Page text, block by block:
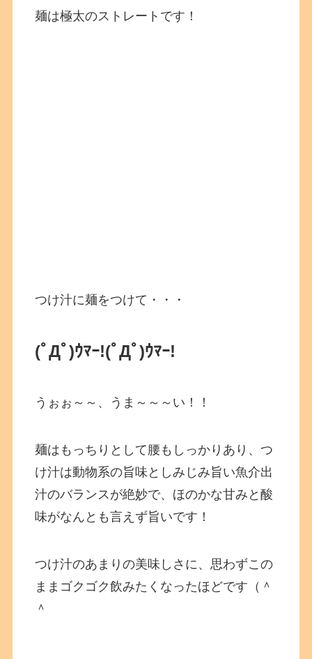
麺は極太のストレートです！
つけ汁に麺をつけて・・・
(ﾟДﾟ)ｳﾏｰ!(ﾟДﾟ)ｳﾏｰ!
うぉぉ～～、うま～～～い！！
麺はもっちりとして腰もしっかりあり、つ
け汁は動物系の旨味としみじみ旨い魚介出
汁のバランスが絶妙で、ほのかな甘みと酸
味がなんとも言えず旨いです！
つけ汁のあまりの美味しさに、思わずこの
ままゴクゴク飲みたくなったほどです（＾
＾